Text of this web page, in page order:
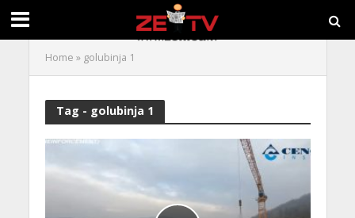
Home » golubinja 1
Tag - golubinja 1